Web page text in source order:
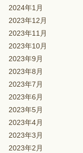
2024年1月
2023年12月
2023年11月
2023年10月
2023年9月
2023年8月
2023年7月
2023年6月
2023年5月
2023年4月
2023年3月
2023年2月